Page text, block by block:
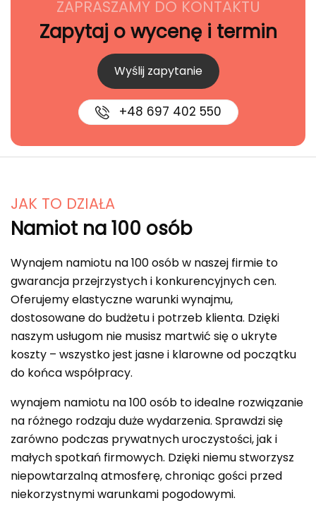
ZAPRASZAMY DO KONTAKTU
Zapytaj o wycenę i termin
Wyślij zapytanie
+48 697 402 550
JAK TO DZIAŁA
Namiot na 100 osób
Wynajem namiotu na 100 osób w naszej firmie to
gwarancja przejrzystych i konkurencyjnych cen.
Oferujemy elastyczne warunki wynajmu,
dostosowane do budżetu i potrzeb klienta. Dzięki
naszym usługom nie musisz martwić się o ukryte
koszty – wszystko jest jasne i klarowne od początku
do końca współpracy.
wynajem namiotu na 100 osób to idealne rozwiązanie
na różnego rodzaju duże wydarzenia. Sprawdzi się
zarówno podczas prywatnych uroczystości, jak i
małych spotkań firmowych. Dzięki niemu stworzysz
niepowtarzalną atmosferę, chroniąc gości przed
niekorzystnymi warunkami pogodowymi.